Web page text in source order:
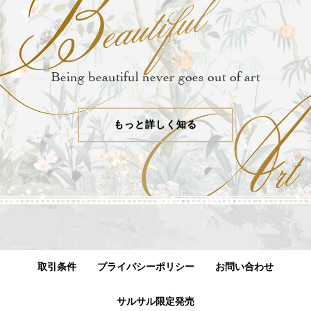
Being beautiful never goes out of art
もっと詳しく知る
取引条件 プライバシーポリシー お問い合わせ
サルサル限定発売